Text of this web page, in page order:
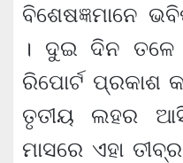
ବିଶେଷଜ୍ଞମାନେ
। ଦୁଇ ଦିନ
ରିପୋର୍ଟ ପ୍ରକାଶ
ତୃତୀୟ ଲହର
ମାସରେ ଏହା